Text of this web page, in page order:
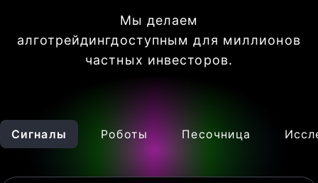
Мы делаем
алготрейдингдоступным для миллионов
частных инвесторов.
Сигналы Роботы Песочница